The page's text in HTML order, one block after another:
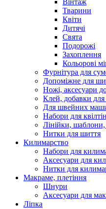
Тварини
Квіти
Дитячі
Свята
Подорожі
Захоплення
Кольорові
Фурнітура для
Допоміжне для
Ножі, аксесуари
Клей, добавки
Для швейних
Набори для
Лінійки,
Нитки для шиття
Килимарство
Набори для
Аксесуари для
Нитки для
Макраме, плетіння
Шнури
Аксесуари для
Ліпка